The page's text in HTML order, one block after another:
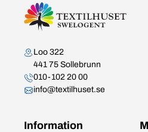
Kontakta oss
Loo 322
441 75 Sollebrunn
010-102 20 00
info@textilhuset.se
Information